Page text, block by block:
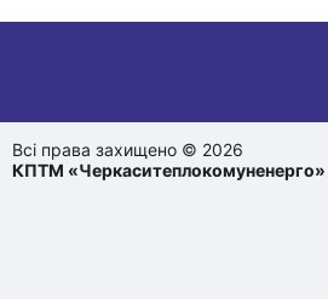
Всі права захищено © 2026
КПТМ «Черкаситеплокомуненерго»